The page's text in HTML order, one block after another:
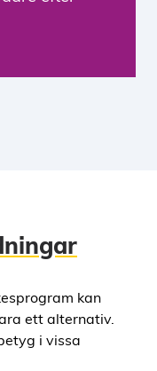
kan
ett alternativ.
i vissa